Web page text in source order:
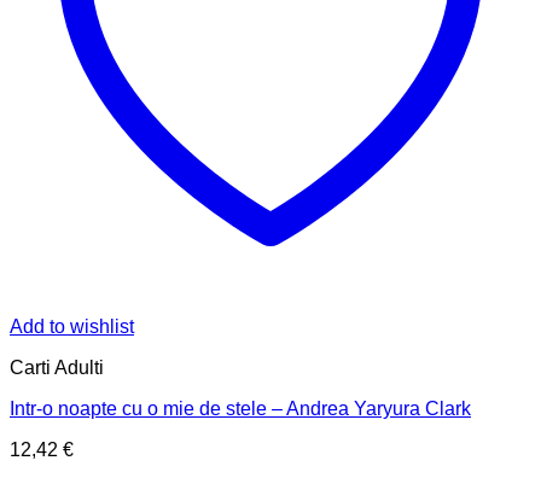
Add to wishlist
Carti Adulti
Intr-o noapte cu o mie de stele – Andrea Yaryura Clark
12,42 €